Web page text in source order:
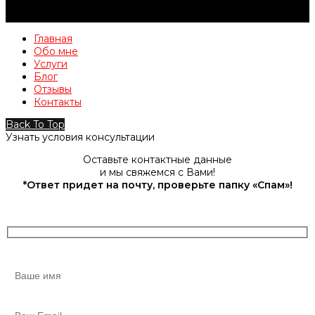
Главная
Обо мне
Услуги
Блог
Отзывы
Контакты
Back To Top
Узнать условия консультации
Оставьте контактные данные
и мы свяжемся с Вами!
*Ответ придет на почту, проверьте папку «Спам»!